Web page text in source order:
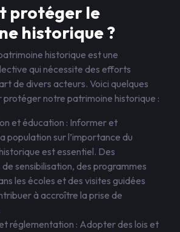
protéger le
historique ?
historique est une
qui nécessite des efforts
de divers acteurs. Voici quelques
protéger notre patrimoine historique :
et éducation : Informer et
population sur l’importance du
est essentiel. Des
sensibilisation, des programmes
les écoles et des visites guidées
à accroître la prise de
réglementation : Adopter des lois et